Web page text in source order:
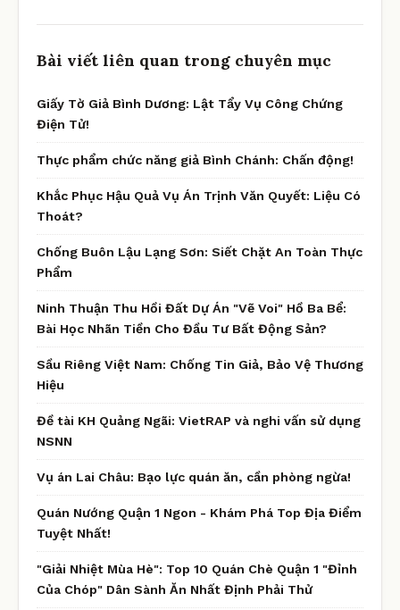
Bài viết liên quan trong chuyên mục
Giấy Tờ Giả Bình Dương: Lật Tẩy Vụ Công Chứng
Điện Tử!
Thực phẩm chức năng giả Bình Chánh: Chấn động!
Khắc Phục Hậu Quả Vụ Án Trịnh Văn Quyết: Liệu Có
Thoát?
Chống Buôn Lậu Lạng Sơn: Siết Chặt An Toàn Thực
Phẩm
Ninh Thuận Thu Hồi Đất Dự Án "Vẽ Voi" Hồ Ba Bể:
Bài Học Nhãn Tiền Cho Đầu Tư Bất Động Sản?
Sầu Riêng Việt Nam: Chống Tin Giả, Bảo Vệ Thương
Hiệu
Đề tài KH Quảng Ngãi: VietRAP và nghi vấn sử dụng
NSNN
Vụ án Lai Châu: Bạo lực quán ăn, cần phòng ngừa!
Quán Nướng Quận 1 Ngon - Khám Phá Top Địa Điểm
Tuyệt Nhất!
"Giải Nhiệt Mùa Hè": Top 10 Quán Chè Quận 1 "Đỉnh
Của Chóp" Dân Sành Ăn Nhất Định Phải Thử